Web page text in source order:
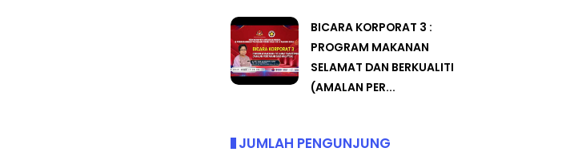
BICARA KORPORAT 3 :
PROGRAM MAKANAN
SELAMAT DAN BERKUALITI
(AMALAN PER...
JUMLAH PENGUNJUNG